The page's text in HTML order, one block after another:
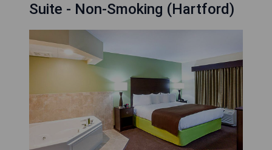
Suite - Non-Smoking (Hartford)